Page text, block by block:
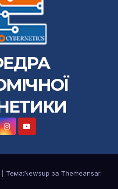
Тема:Newsup за Themeansar.